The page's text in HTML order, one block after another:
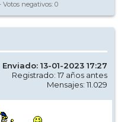
Votos negativos: 0
Enviado: 13-01-2023 17:27
Registrado: 17 años antes
Mensajes: 11.029